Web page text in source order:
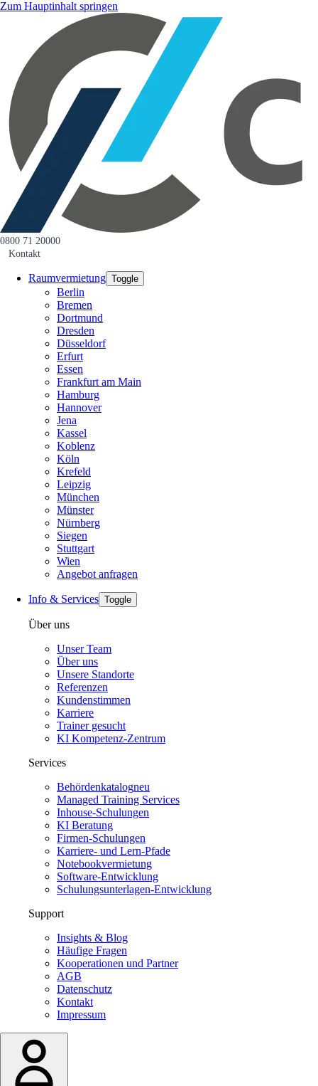
Zum Hauptinhalt springen
0800 71 20000
Kontakt
Raumvermietung Toggle
Berlin
Bremen
Dortmund
Dresden
Düsseldorf
Erfurt
Essen
Frankfurt am Main
Hamburg
Hannover
Jena
Kassel
Koblenz
Köln
Krefeld
Leipzig
München
Münster
Nürnberg
Siegen
Stuttgart
Wien
Angebot anfragen
Info & Services Toggle
Über uns
Unser Team
Über uns
Unsere Standorte
Referenzen
Kundenstimmen
Karriere
Trainer gesucht
KI Kompetenz-Zentrum
Services
Behördenkatalogneu
Managed Training Services
Inhouse-Schulungen
KI Beratung
Firmen-Schulungen
Karriere- und Lern-Pfade
Notebookvermietung
Software-Entwicklung
Schulungsunterlagen-Entwicklung
Support
Insights & Blog
Häufige Fragen
Kooperationen und Partner
AGB
Datenschutz
Kontakt
Impressum